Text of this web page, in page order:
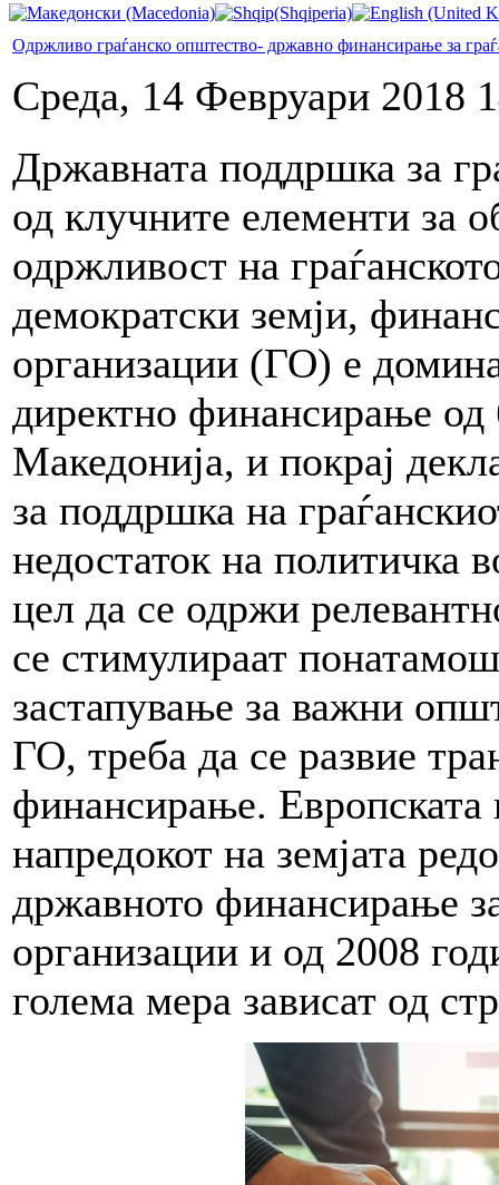
Одржливо граѓанско општество- државно финансирање за
Среда, 14 Февруари 2018
Државната поддршка за
од клучните елементи за
одржливост на
демократски земји,
организации (ГО) е
директно финансирање од
Македонија, и покрај
за поддршка на
недостаток на политичка
цел да се одржи
се стимулираат
застапување за важни
ГО, треба да се развие
финансирање. Европската
напредокот на земјата
државното финансирање
организации и од 2008
голема мера зависат од